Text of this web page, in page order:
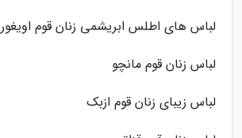
لباس های اطلس ابریشمی زنان قوم اویغور
لباس زنان قوم مانچو
لباس زیبای زنان قوم ازبک